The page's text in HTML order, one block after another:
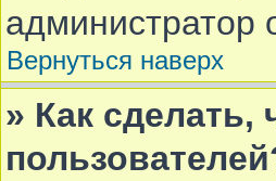
администратор
Вернуться наверх
» Как